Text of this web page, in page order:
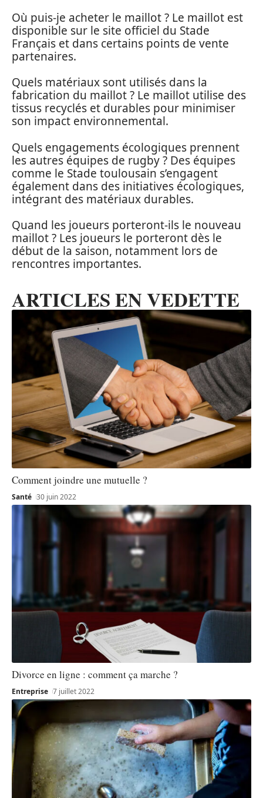
Où puis-je acheter le maillot ? Le maillot est
disponible sur le site officiel du Stade
Français et dans certains points de vente
partenaires.
Quels matériaux sont utilisés dans la
fabrication du maillot ? Le maillot utilise des
tissus recyclés et durables pour minimiser
son impact environnemental.
Quels engagements écologiques prennent
les autres équipes de rugby ? Des équipes
comme le Stade toulousain s’engagent
également dans des initiatives écologiques,
intégrant des matériaux durables.
Quand les joueurs porteront-ils le nouveau
maillot ? Les joueurs le porteront dès le
début de la saison, notamment lors de
rencontres importantes.
ARTICLES EN VEDETTE
Comment joindre une mutuelle ?
Santé 30 juin 2022
Divorce en ligne : comment ça marche ?
Entreprise 7 juillet 2022